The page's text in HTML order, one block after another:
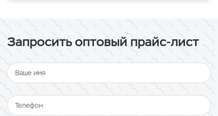
Запросить оптовый прайс-лист